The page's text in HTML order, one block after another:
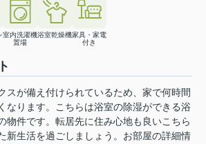
室内洗濯機
置場
浴室乾燥機家具・家電
付き
スが備え付けられているため、家で何時間
なります。こちらは浴室の除湿ができる浴
物件です。転居先に住み心地も良いこちら
新生活を過ごしましょう。お部屋の詳細情